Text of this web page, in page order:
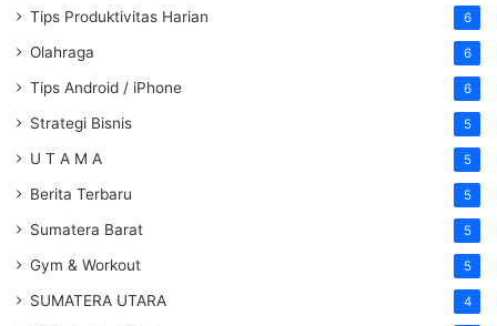
Tips Produktivitas Harian 6
Olahraga 6
Tips Android / iPhone 6
Strategi Bisnis 5
U T A M A 5
Berita Terbaru 5
Sumatera Barat 5
Gym & Workout 5
SUMATERA UTARA 4